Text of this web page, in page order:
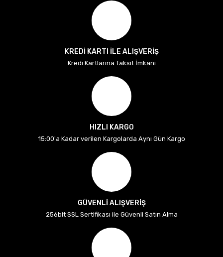
KREDİ KARTI İLE ALIŞVERİŞ
Kredi Kartlarına Taksit İmkanı
HIZLI KARGO
15:00'a Kadar verilen Kargolarda Aynı Gün Kargo
GÜVENLİ ALIŞVERİŞ
256bit SSL Sertifikası ile Güvenli Satın Alma